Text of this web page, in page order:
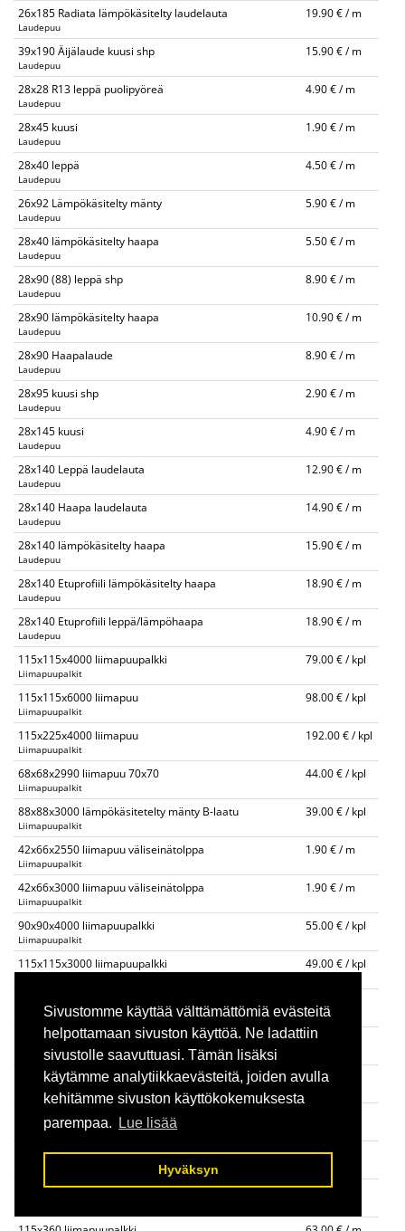
Sivustomme käyttää välttämättömiä evästeitä
helpottamaan sivuston käyttöä. Ne ladattiin
sivustolle saavuttuasi. Tämän lisäksi
käytämme analytiikkaevästeitä, joiden avulla
kehitämme sivuston käyttökokemuksesta
parempaa.
Lue lisää
Hyväksyn
26x185 Radiata lämpökäsitelty laudelauta
Laudepuu
19.90 € / m
39x190 Äijälaude kuusi shp
Laudepuu
15.90 € / m
28x28 R13 leppä puolipyöreä
Laudepuu
4.90 € / m
28x45 kuusi
Laudepuu
1.90 € / m
28x40 leppä
Laudepuu
4.50 € / m
26x92 Lämpökäsitelty mänty
Laudepuu
5.90 € / m
28x40 lämpökäsitelty haapa
Laudepuu
5.50 € / m
28x90 (88) leppä shp
Laudepuu
8.90 € / m
28x90 lämpökäsitelty haapa
Laudepuu
10.90 € / m
28x90 Haapalaude
Laudepuu
8.90 € / m
28x95 kuusi shp
Laudepuu
2.90 € / m
28x145 kuusi
Laudepuu
4.90 € / m
28x140 Leppä laudelauta
Laudepuu
12.90 € / m
28x140 Haapa laudelauta
Laudepuu
14.90 € / m
28x140 lämpökäsitelty haapa
Laudepuu
15.90 € / m
28x140 Etuprofiili lämpökäsitelty haapa
Laudepuu
18.90 € / m
28x140 Etuprofiili leppä/lämpöhaapa
Laudepuu
18.90 € / m
115x115x4000 liimapuupalkki
Liimapuupalkit
79.00 € / kpl
115x115x6000 liimapuu
Liimapuupalkit
98.00 € / kpl
115x225x4000 liimapuu
Liimapuupalkit
192.00 € / kpl
68x68x2990 liimapuu 70x70
Liimapuupalkit
44.00 € / kpl
88x88x3000 lämpökäsitetelty mänty B-laatu
Liimapuupalkit
39.00 € / kpl
42x66x2550 liimapuu väliseinätolppa
Liimapuupalkit
1.90 € / m
42x66x3000 liimapuu väliseinätolppa
Liimapuupalkit
1.90 € / m
90x90x4000 liimapuupalkki
Liimapuupalkit
55.00 € / kpl
115x115x3000 liimapuupalkki 49.00 € / kpl
Liimapuupalkit
90x225 liimapuupalkki 4m,6m
Liimapuupalkit
32.00 € / m
90x270 liimapuupalkki 4m, 6m
Liimapuupalkit
40.00 € / m
115x225 liimapuupalkki 4m, 6m
Liimapuupalkit
115x270 liimapuupalkki 4m, 6m 48.00 € / m
115x315 liimapuupalkki 56.00 € / m